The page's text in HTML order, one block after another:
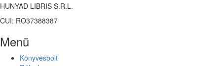
HUNYAD LIBRIS S.R.L.
CUI: RO37388387
Menü
Könyvesbolt